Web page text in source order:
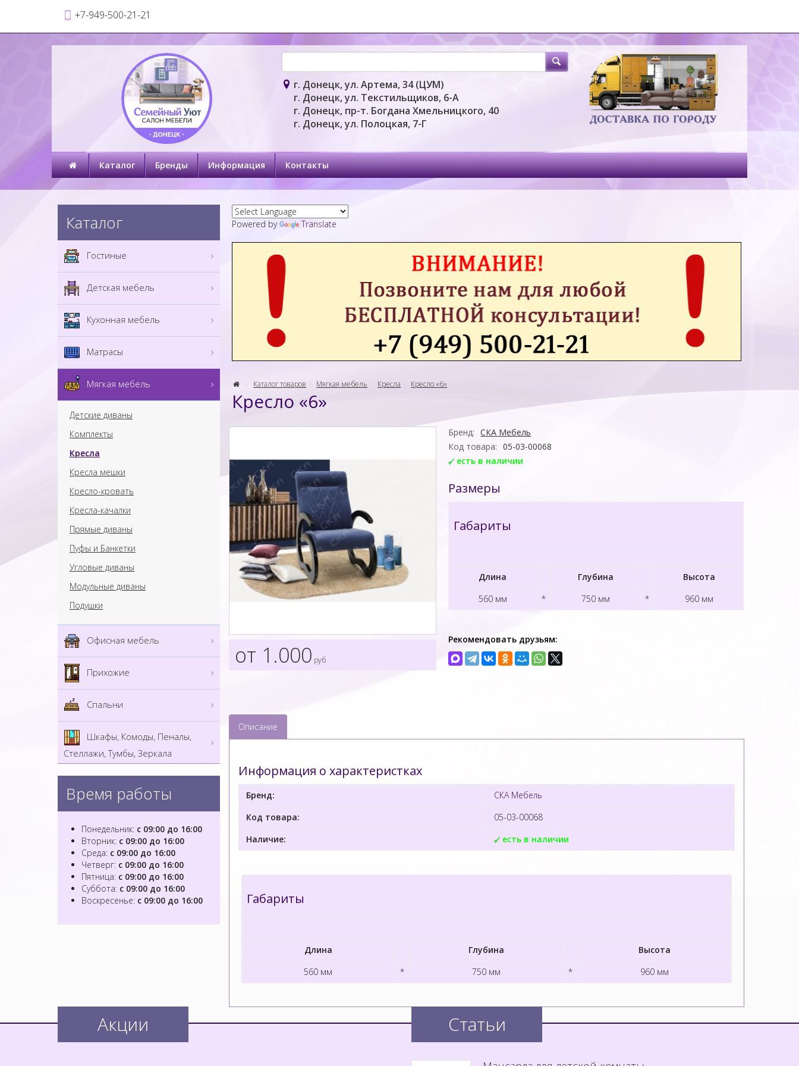
+7-949-500-21-21
г. Донецк, ул. Артема, 34 (ЦУМ)
г. Донецк, ул. Текстильщиков, 6-А
г. Донецк, пр-т. Богдана Хмельницкого, 40
г. Донецк, ул. Полоцкая, 7-Г
Каталог Бренды Информация Контакты
Powered by Translate
Каталог товаров Мягкая мебель Кресла Кресло «6»
Кресло «6»
от 1.000 руб
Бренд: СКА Мебель
Код товара: 05-03-00068
есть в наличии
Размеры
Габариты
Длина Глубина
Высота
560 мм
* 750 мм * 960 мм
Рекомендовать друзьям:
Описание
Информация о характеристках
Бренд:
СКА Мебель
Код товара:
05-03-00068
Наличие:
есть в наличии
Габариты
Длина Глубина
Высота
560 мм
* 750 мм * 960 мм
Каталог
Гостиные
Детская мебель
Кухонная мебель
Матрасы
Мягкая мебель
Детские диваны
Комплекты
Кресла
Кресла мешки
Кресло-кровать
Кресла-качалки
Прямые диваны
Пуфы и Банкетки
Угловые диваны
Модульные диваны
Подушки
Офисная мебель
Прихожие
Спальни
Шкафы, Комоды, Пеналы,
Стеллажи, Тумбы, Зеркала
Время работы
Понедельник: с 09:00 до 16:00
Вторник: с 09:00 до 16:00
Среда: с 09:00 до 16:00
Четверг: с 09:00 до 16:00
Пятница: с 09:00 до 16:00
Суббота: с 09:00 до 16:00
Воскресенье: с 09:00 до 16:00
Акции Статьи